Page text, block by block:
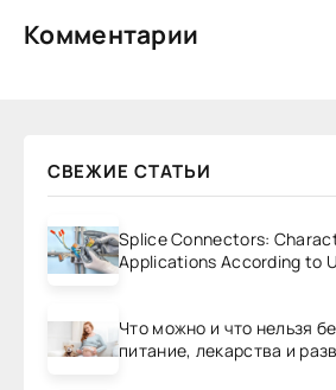
Комментарии
СВЕЖИЕ СТАТЬИ
Splice Connectors:
Applications According to
Что можно и что нельзя
питание, лекарства и